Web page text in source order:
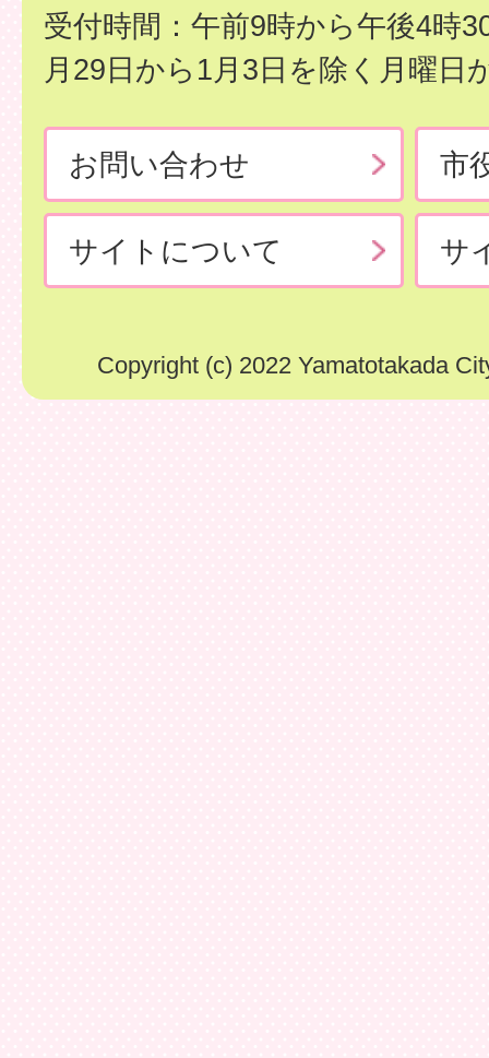
受付時間：午前9時から午後4時
月29日から1月3日を除く月曜日
お問い合わせ 市
サイトについて サ
Copyright (c) 2022 Yamatotakada